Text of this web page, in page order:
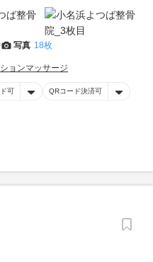
写真 18枚
ョンマッサージ
可 QRコード決済可